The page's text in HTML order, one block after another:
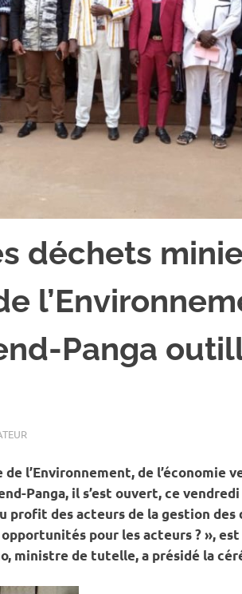
déchets
Panga
A LA UNE
l’Environnement, de l’économie
Panga, il s’est ouvert, ce
profit des acteurs de la gestion des
pour les acteurs ? »,
ministre de tutelle, a présidé la